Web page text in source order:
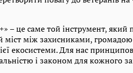
– це саме той інструмент, який
між захисниками, громадою
екосистеми. Для нас
і законом для кожного